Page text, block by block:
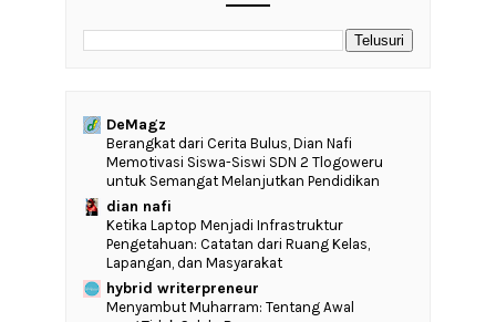
DeMagz
‎Berangkat dari Cerita Bulus, Dian Nafi
Memotivasi Siswa-Siswi SDN 2 Tlogoweru
untuk Semangat Melanjutkan Pendidikan
dian nafi
Ketika Laptop Menjadi Infrastruktur
Pengetahuan: Catatan dari Ruang Kelas,
Lapangan, dan Masyarakat
hybrid writerpreneur
Menyambut Muharram: Tentang Awal